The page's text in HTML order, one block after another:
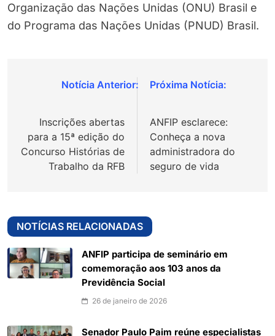
Organização das Nações Unidas (ONU) Brasil e
do Programa das Nações Unidas (PNUD) Brasil.
Navegação
Post
Inscrições abertas
para a 15ª edição do
Concurso Histórias de
Trabalho da RFB
ANFIP esclarece:
Conheça a nova
administradora do
seguro de vida
NOTÍCIAS RELACIONADAS
ANFIP participa de seminário em
comemoração aos 103 anos da
Previdência Social
26 de janeiro de 2026
Senador Paulo Paim reúne especialistas